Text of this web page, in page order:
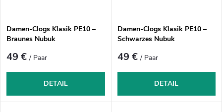
Damen-Clogs Klasik PE10 –
Braunes Nubuk
49 €/ Paar
DETAIL
Damen-Clogs Klasik PE10 –
Schwarzes Nubuk
49 €/ Paar
DETAIL